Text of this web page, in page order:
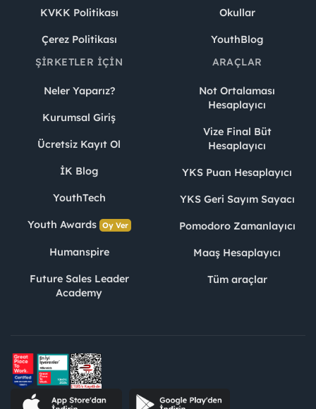
KVKK Politikası
Çerez Politikası
Okullar
YouthBlog
ŞIRKETLER İÇIN
Neler Yaparız?
Kurumsal Giriş
Ücretsiz Kayıt Ol
İK Blog
YouthTech
Youth Awards Oy Ver
Humanspire
Future Sales Leader
Academy
ARAÇLAR
Not Ortalaması
Hesaplayıcı
Vize Final Büt
Hesaplayıcı
YKS Puan Hesaplayıcı
YKS Geri Sayım Sayacı
Pomodoro Zamanlayıcı
Maaş Hesaplayıcı
Tüm araçlar